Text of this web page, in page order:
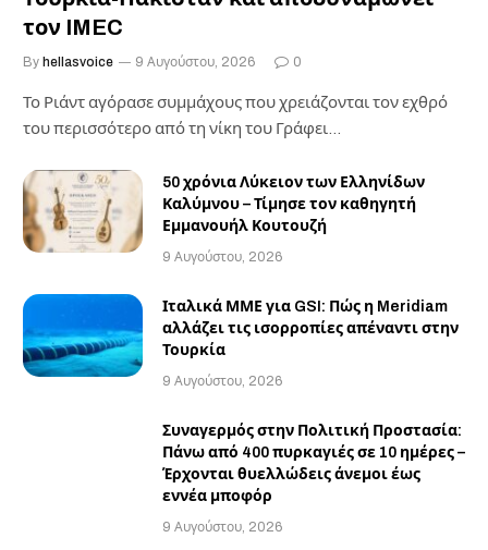
τον IMEC
By hellasvoice 9 Αυγούστου, 2026 0
Το Ριάντ αγόρασε συμμάχους που χρειάζονται τον εχθρό
του περισσότερο από τη νίκη του Γράφει…
50 χρόνια Λύκειον των Ελληνίδων
Καλύμνου – Τίμησε τον καθηγητή
Εμμανουήλ Κουτουζή
9 Αυγούστου, 2026
Ιταλικά ΜΜΕ για GSI: Πώς η Meridiam
αλλάζει τις ισορροπίες απέναντι στην
Τουρκία
9 Αυγούστου, 2026
Συναγερμός στην Πολιτική Προστασία:
Πάνω από 400 πυρκαγιές σε 10 ημέρες –
Έρχονται θυελλώδεις άνεμοι έως
εννέα μποφόρ
9 Αυγούστου, 2026